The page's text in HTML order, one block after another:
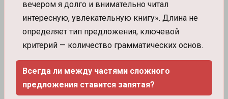
вечером я долго и внимательно читал
интересную, увлекательную книгу». Длина не
определяет тип предложения, ключевой
критерий — количество грамматических основ.
Всегда ли между частями сложного
предложения ставится запятая?